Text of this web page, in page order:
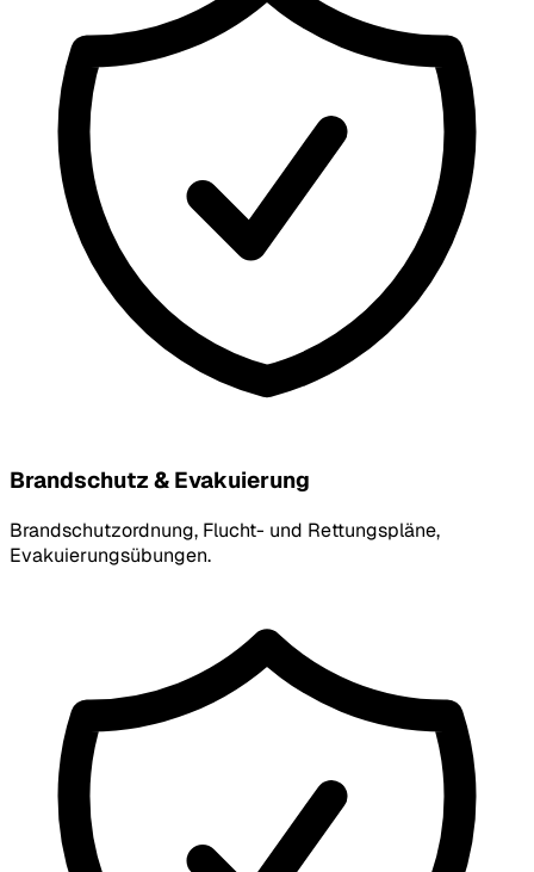
Brandschutz & Evakuierung
Brandschutzordnung, Flucht- und Rettungspläne,
Evakuierungsübungen.